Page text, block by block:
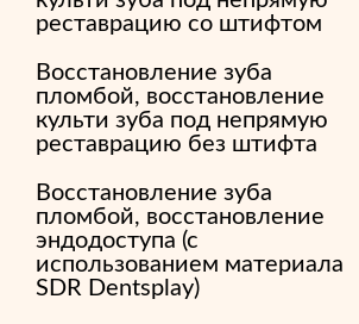
реставрацию со штифтом
Восстановление зуба
пломбой, восстановление
культи зуба под непрямую
реставрацию без штифта
Восстановление зуба
пломбой, восстановление
эндодоступа (с
использованием материала
SDR Dentsplay)